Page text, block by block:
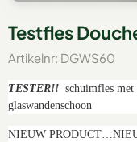
Testfles
Artikelnr: DGWS60
TESTER!! schuimfles met
glaswandenschoon
NIEUW